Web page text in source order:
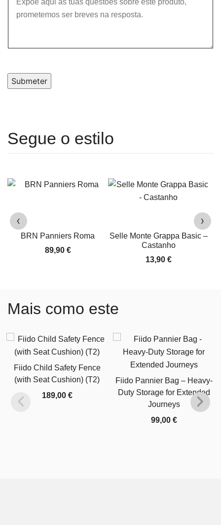
Submeter
‹
BRN Panniers Roma
89,90 €
Selle Monte Grappa Basic –
Castanho
13,90 €
›
Mais como este
Fiido Child Safety Fence
(with Seat Cushion) (T2)
189,00 €
Fiido Pannier Bag – Heavy-
Duty Storage for Extended
Journeys
99,00 €